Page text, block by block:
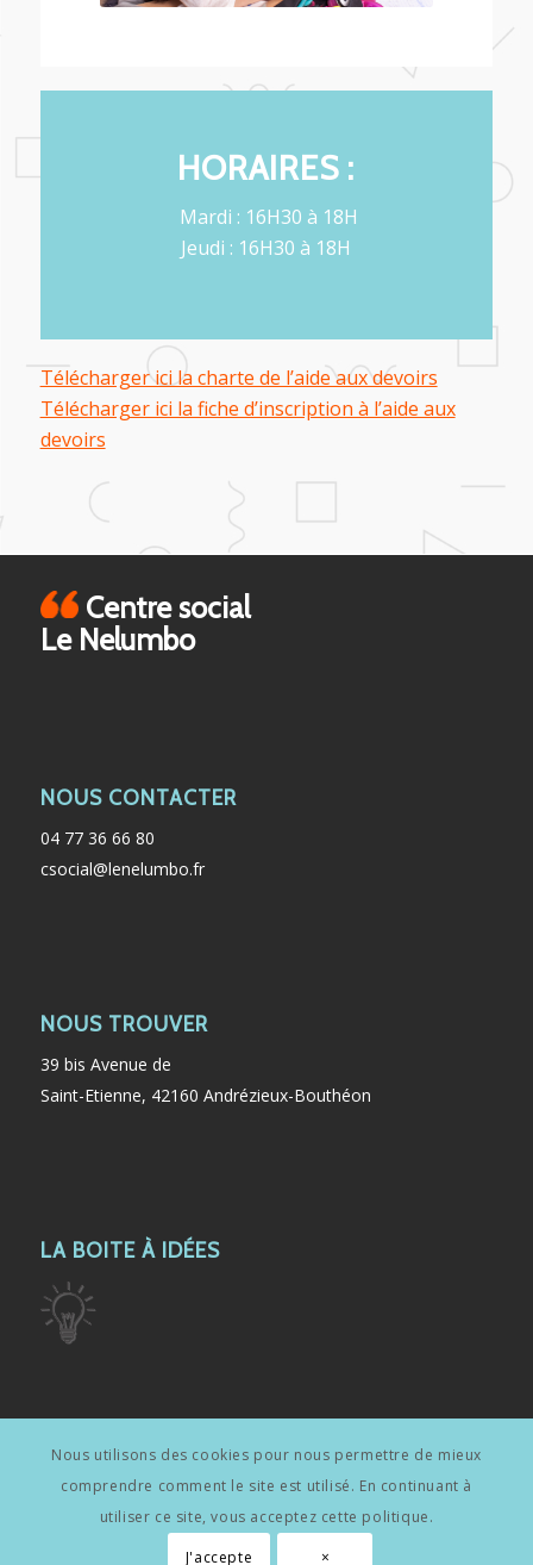
HORAIRES :
Mardi : 16H30 à 18H
Jeudi : 16H30 à 18H
Télécharger ici la charte de l’aide aux devoirs
Télécharger ici la fiche d’inscription à l’aide aux
devoirs
Centre social
Le Nelumbo
NOUS CONTACTER
04 77 36 66 80
csocial@lenelumbo.fr
NOUS TROUVER
39 bis Avenue de
Saint-Etienne, 42160 Andrézieux-Bouthéon
LA BOITE À IDÉES
Mentions légales
Nous utilisons des cookies pour nous permettre de mieux
comprendre comment le site est utilisé. En continuant à
utiliser ce site, vous acceptez cette politique.
J'accepte ×